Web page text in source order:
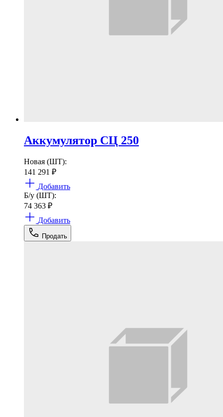
Аккумулятор СЦ 250
Новая (ШТ):
141 291 ₽
Добавить
Б/у (ШТ):
74 363 ₽
Добавить
Продать